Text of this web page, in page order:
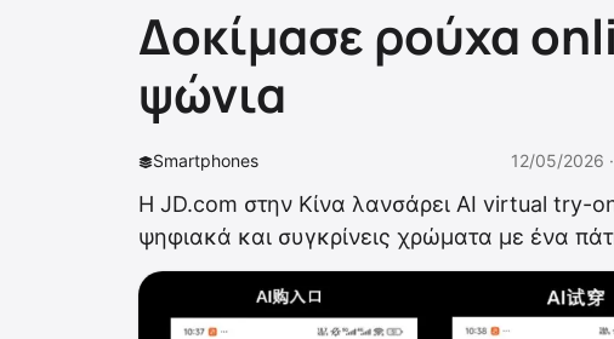
Δοκίμασε ρούχα
ψώνια
Smartphones 12/05/2026 ·
Η JD.com στην Κίνα λανσάρει AI virtual try-
ψηφιακά και συγκρίνεις χρώματα με ένα